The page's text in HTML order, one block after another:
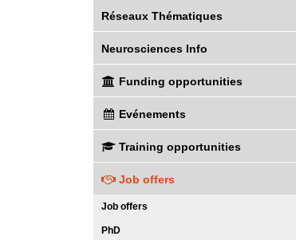
Réseaux Thématiques
Neurosciences Info
Funding opportunities
Evénements
Training opportunities
Job offers
Job offers
PhD